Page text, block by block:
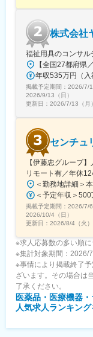
（研修期間/内
変更の範囲：会
株式会社
福祉用具のコンサル
掲載予定期間： 2026/7/
2026/9/13（日）
更新日： 2026/7/13（月）
センチュ
【伊藤忠グループ
リモート有／年休
掲載予定期間： 2026/7/6
2026/10/4（日）
更新日： 2026/8/4（火）
※求人応募数の多い順
※集計対象期間：2026/
※事情により掲載終了
ざいます。その場合は
了承ください。
医薬品・医療機器
人気求人ランキン